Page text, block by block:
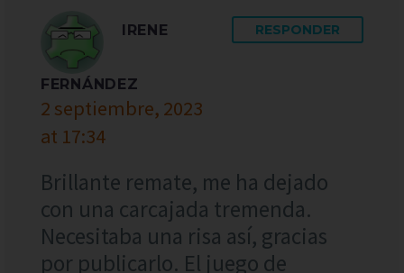
IRENE
FERNÁNDEZ
2 septiembre, 2023
at 17:34
RESPONDER
Brillante remate, me ha dejado
con una carcajada tremenda.
Necesitaba una risa así, gracias
por publicarlo. El juego de